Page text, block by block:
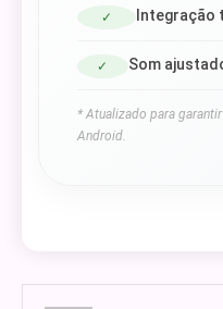
✓ Integração
✓ Som
* Atualizado para
Android.